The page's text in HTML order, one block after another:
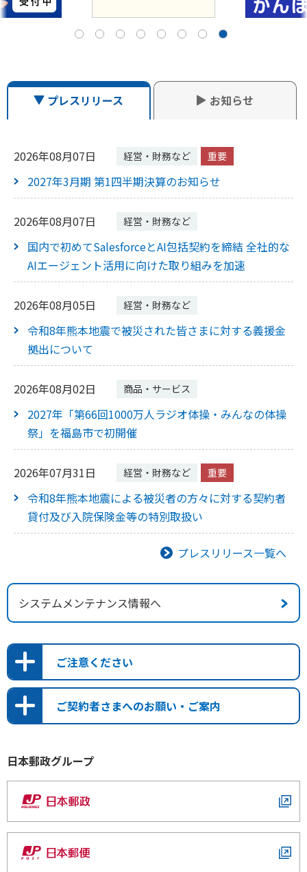
プレスリリース お知らせ
2026年08月07日 経営・財務など 重要
2027年3月期 第1四半期決算のお知らせ
2026年08月07日 経営・財務など
国内で初めてSalesforceとAI包括契約を締結 全社的な
AIエージェント活用に向けた取り組みを加速
2026年08月05日 経営・財務など
令和8年熊本地震で被災された皆さまに対する義援金
拠出について
2026年08月02日 商品・サービス
2027年「第66回1000万人ラジオ体操・みんなの体操
祭」を福島市で初開催
2026年07月31日 経営・財務など 重要
令和8年熊本地震による被災者の方々に対する契約者
貸付及び入院保険金等の特別取扱い
プレスリリース一覧へ
2026年08月07日
車いすテニス大谷桃子選手の愛知・名古屋2026アジアパ
ラ競技大会 日本代表決定のお知らせ
2026年07月31日 重要
令和8年熊本地震に対する非常取扱い・特別取扱いの実
施について
2026年07月31日
「統合報告書（ディスクロージャー誌）2026」の掲載
2026年07月23日
システムメンテナンスのお知らせ
システムメンテナンス情報へ
ご注意ください
かんぽ生命を装った不審メールやSMSにご注意くだ
さい。
かんぽ生命の社員を装った詐欺等の金融犯罪にご注意
ください。
かんぽ生命では、原則「訪問による現金のお取扱い」
を行っておりません。
「特定の社員しか取り扱えない、特別な高金利の貯
ご契約者さまへのお願い・ご案内
マイナンバー制度について
生命保険契約者保護機構について
現金・保険証券（書）等のお預かりについて
日本郵政グループ